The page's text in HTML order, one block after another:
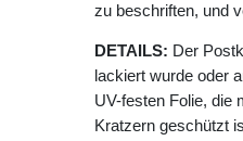
zu beschriften, und
DETAILS: Der
lackiert wurde oder
UV-festen Folie, die
Kratzern geschützt